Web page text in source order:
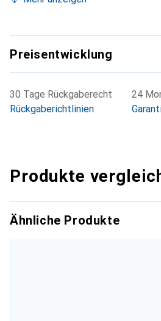
Preisentwicklung
30 Tage Rückgaberecht
Rückgaberichtlinien
24
Produkte
Ähnliche Produkte